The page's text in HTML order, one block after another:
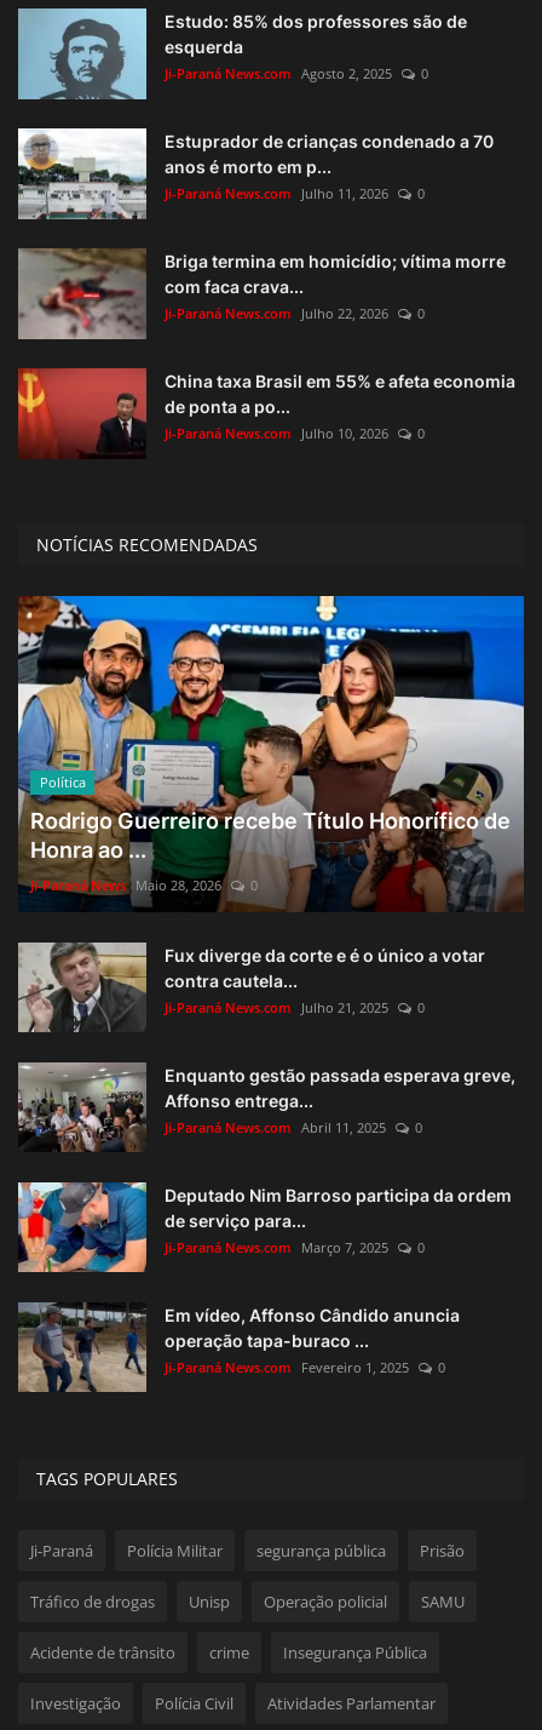
Estudo: 85% dos professores são de
esquerda
Ji-Paraná News.com Agosto 2, 2025 0
Estuprador de crianças condenado a 70
anos é morto em p...
Ji-Paraná News.com Julho 11, 2026 0
Briga termina em homicídio; vítima morre
com faca crava...
Ji-Paraná News.com Julho 22, 2026 0
China taxa Brasil em 55% e afeta economia
de ponta a po...
Ji-Paraná News.com Julho 10, 2026 0
NOTÍCIAS RECOMENDADAS
Política
Rodrigo Guerreiro recebe Título Honorífico de
Honra ao ...
Ji-Paraná News Maio 28, 2026 0
Fux diverge da corte e é o único a votar
contra cautela...
Ji-Paraná News.com Julho 21, 2025 0
Enquanto gestão passada esperava greve,
Affonso entrega...
Ji-Paraná News.com Abril 11, 2025 0
Deputado Nim Barroso participa da ordem
de serviço para...
Ji-Paraná News.com Março 7, 2025 0
Em vídeo, Affonso Cândido anuncia
operação tapa-buraco ...
Ji-Paraná News.com Fevereiro 1, 2025 0
TAGS POPULARES
Ji-Paraná Polícia Militar segurança pública Prisão
Tráfico de drogas Unisp Operação policial SAMU
Acidente de trânsito crime Insegurança Pública
Investigação Polícia Civil Atividades Parlamentar